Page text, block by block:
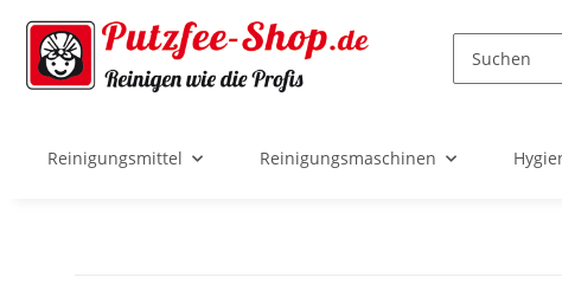
Reinigungsmittel Reinigungsmaschinen